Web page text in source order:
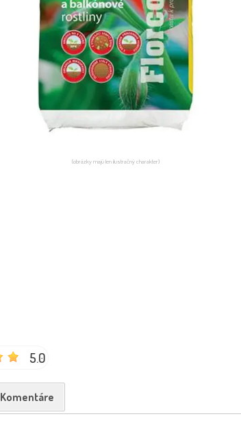
(obrázky majú len ilustračný charakter)
5.0
Komentáre